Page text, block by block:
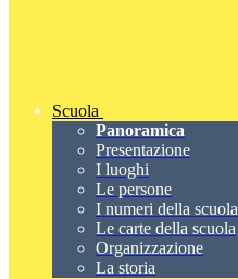
Scuola
Panoramica
Presentazione
I luoghi
Le persone
I numeri della scuola
Le carte della scuola
Organizzazione
La storia